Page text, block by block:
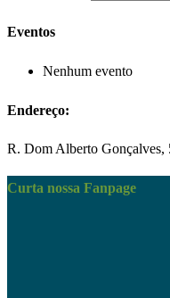
Eventos
Nenhum evento
Endereço:
R. Dom Alberto Gonçalves,
Curta nossa Fanpage